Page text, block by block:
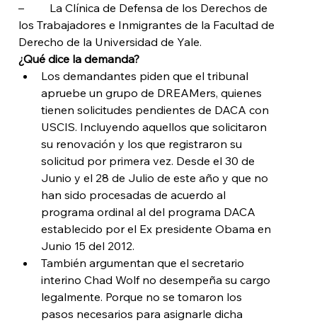
–         La Clínica de Defensa de los Derechos de
los Trabajadores e Inmigrantes de la Facultad de
Derecho de la Universidad de Yale.
¿Qué dice la demanda?
Los demandantes piden que el tribunal
apruebe un grupo de DREAMers, quienes
tienen solicitudes pendientes de DACA con
USCIS. Incluyendo aquellos que solicitaron
su renovación y los que registraron su
solicitud por primera vez. Desde el 30 de
Junio y el 28 de Julio de este año y que no
han sido procesadas de acuerdo al
programa ordinal al del programa DACA
establecido por el Ex presidente Obama en
Junio 15 del 2012.
También argumentan que el secretario
interino Chad Wolf no desempeña su cargo
legalmente. Porque no se tomaron los
pasos necesarios para asignarle dicha